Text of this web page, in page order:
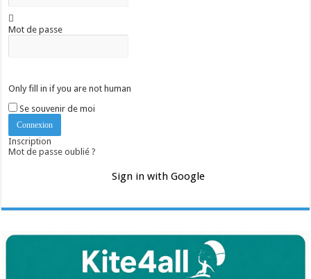
Mot de passe
Only fill in if you are not human
Se souvenir de moi
Inscription
Mot de passe oublié ?
Sign in with Google